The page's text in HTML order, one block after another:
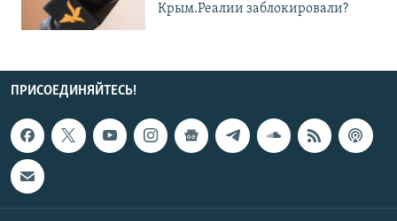
Крым.Реалии заблокировали?
ПРИСОЕДИНЯЙТЕСЬ!